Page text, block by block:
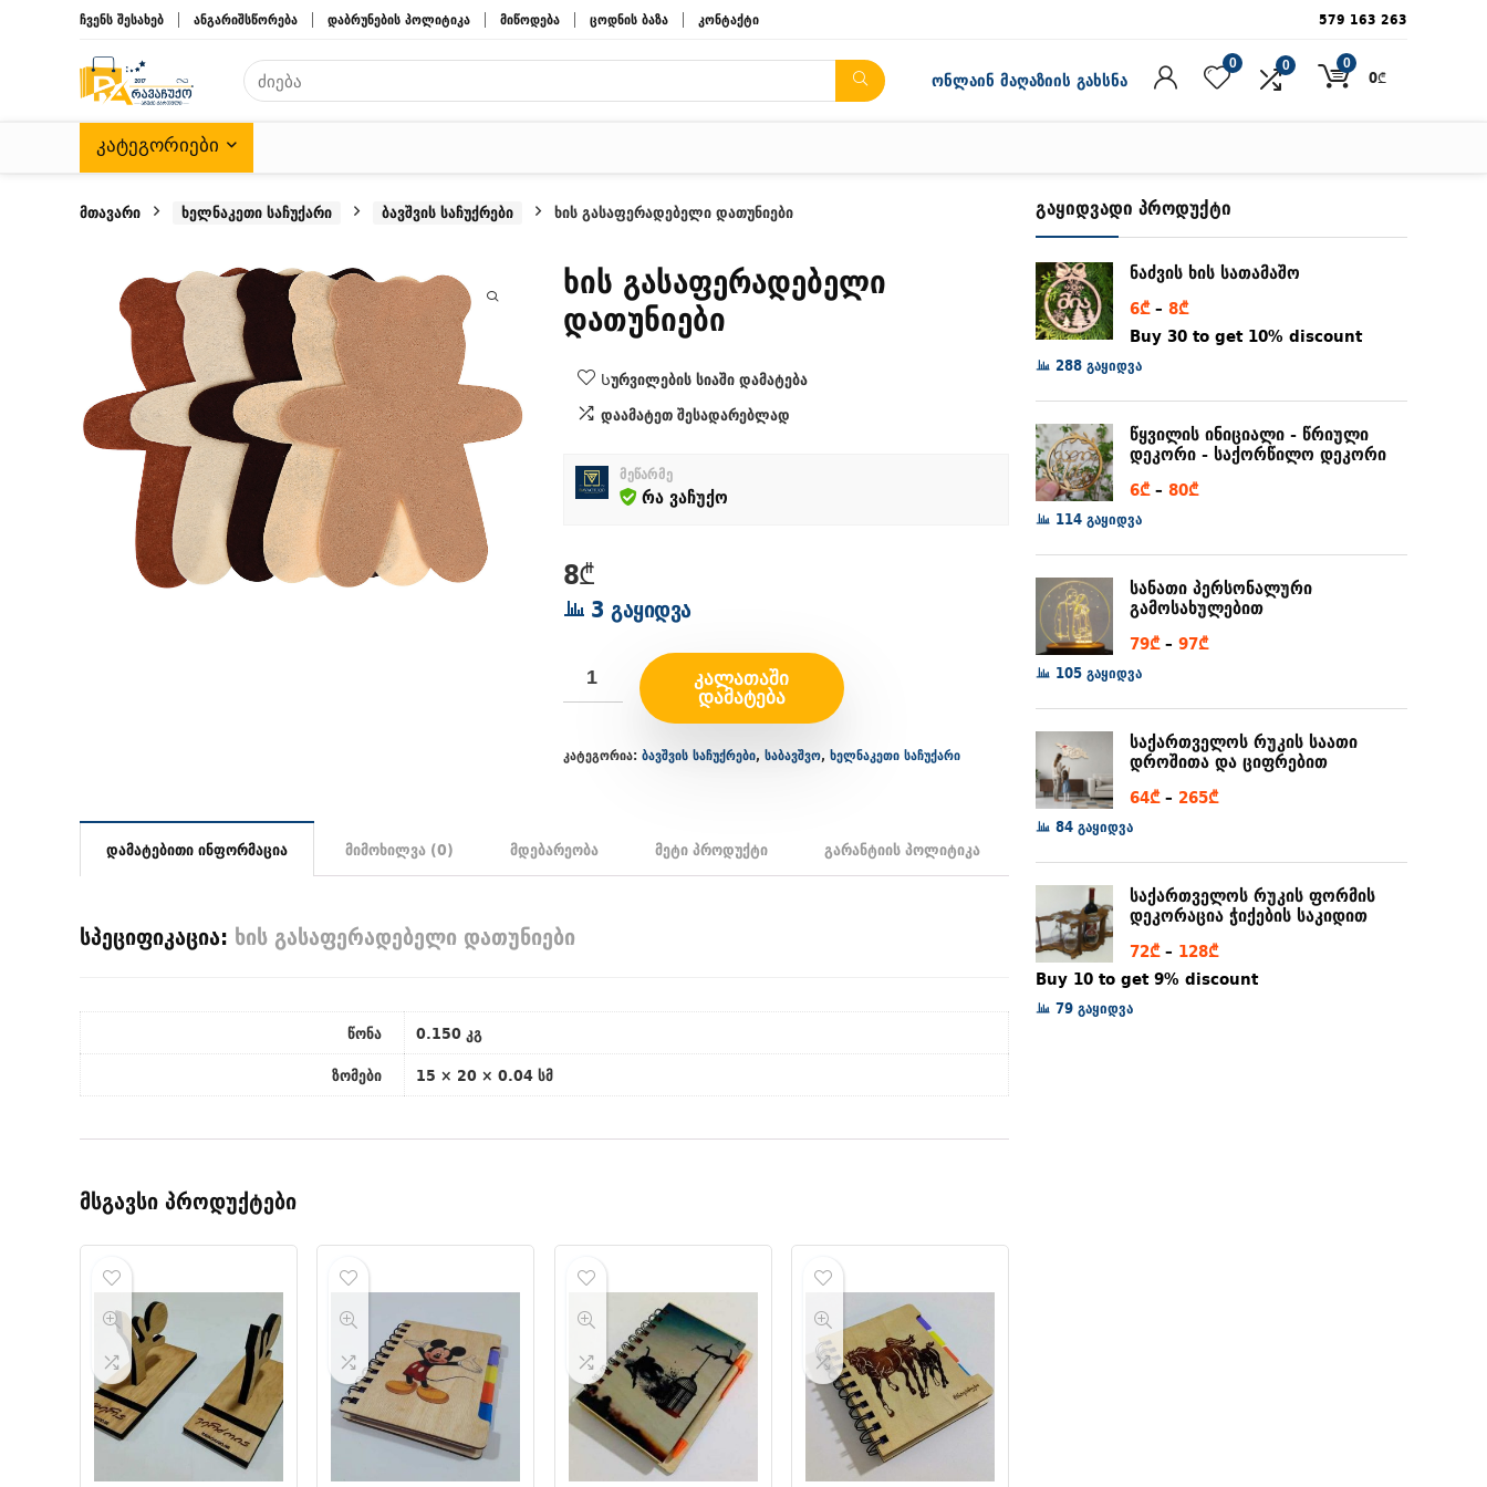
ჩვენს შესახებ ანგარიშსწორება დაბრუნების პოლიტიკა მიწოდება ცოდნის ბაზა კონტაქტი 579 163 263
ონლაინ მაღაზიის გახსნა
0 0 0
0₾
ᲙᲐᲢᲔᲒᲝᲠᲘᲔᲑᲘ
მთავარი ხელნაკეთი საჩუქარი ბავშვის საჩუქრები ხის გასაფერადებელი დათუნიები
ხის გასაფერადებელი
დათუნიები
Სურვილების სიაში დამატება
დაამატეთ შესადარებლად
მეწარმე
რა ვაჩუქო
8₾
3 გაყიდვა
ᲙᲐᲚᲐᲗᲐᲨᲘ
ᲓᲐᲛᲐᲢᲔᲑᲐ
კატეგორია: ბავშვის საჩუქრები, საბავშვო, ხელნაკეთი საჩუქარი
დამატებითი ინფორმაცია მიმოხილვა (0) მდებარეობა მეტი პროდუქტი გარანტიის პოლიტიკა
სპეციფიკაცია: ხის გასაფერადებელი დათუნიები
წონა
0.150 კგ
ზომები
15 × 20 × 0.04 სმ
მსგავსი პროდუქტები
გაყიდვადი პროდუქტი
ნაძვის ხის სათამაშო
6₾ – 8₾Price
range:
Buy 30 to get 10% discount
288 გაყიდვა
წყვილის ინიციალი - წრიული
დეკორი - საქორწილო დეკორი
6₾ – 80₾Price
through
80₾
114 გაყიდვა
სანათი პერსონალური
გამოსახულებით
79₾ – 97₾Price
through
97₾
105 გაყიდვა
საქართველოს რუკის საათი
დროშითა და ციფრებით
64₾ – 265₾Price
through
265₾
84 გაყიდვა
საქართველოს რუკის ფორმის
დეკორაცია ჭიქების საკიდით
72₾ – 128₾Price
range:
Buy 10 to get 9% discount
79 გაყიდვა